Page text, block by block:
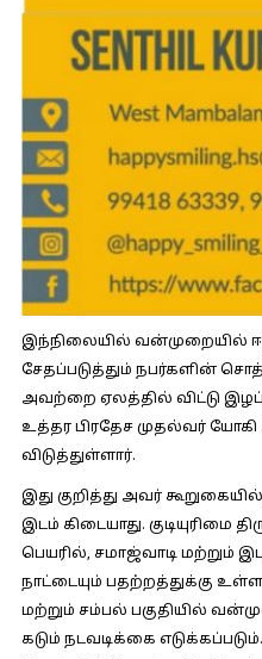
இந்நிலையில் வன்முறையில்
சேதப்படுத்தும் நபர்களின்
அவற்றை ஏலத்தில் விட்டு
உத்தர பிரதேச முதல்வர்
விடுத்துள்ளார்.
இது குறித்து அவர்
இடம் கிடையாது. குடியுரிமை
பெயரில், சமாஜ்வாடி மற்றும்
நாட்டையும் பதற்றத்துக்கு
மற்றும் சம்பல் பகுதியில்
கடும் நடவடிக்கை